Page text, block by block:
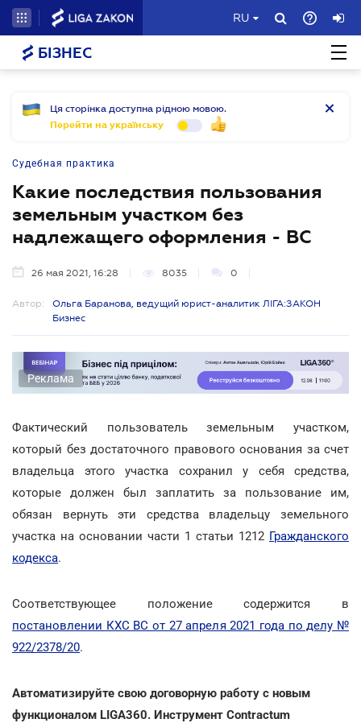
RU
БІЗНЕС
Ця сторінка доступна рідною мовою.
Перейти на українську
Судебная практика
Какие последствия пользования
земельным участком без
надлежащего оформления - ВС
26 мая 2021, 16:28 8035 0
Автор:
Ольга Баранова, ведущий юрист-аналитик ЛІГА:ЗАКОН
Бизнес
Реклама
Фактический пользователь земельным участком,
который без достаточного правового основания за счет
владельца этого участка сохранил у себя средства,
которые должен был заплатить за пользование им,
обязан вернуть эти средства владельцу земельного
участка на основании части 1 статьи 1212 Гражданского
кодекса.
Соответствующее положение содержится в
постановлении КХС ВС от 27 апреля 2021 года по делу №
922/2378/20.
Автоматизируйте свою договорную работу с новым
функционалом LIGA360. Инструмент Contractum